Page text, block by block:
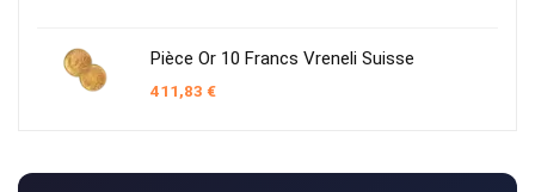
Pièce Or 10 Francs Vreneli Suisse
411,83 €